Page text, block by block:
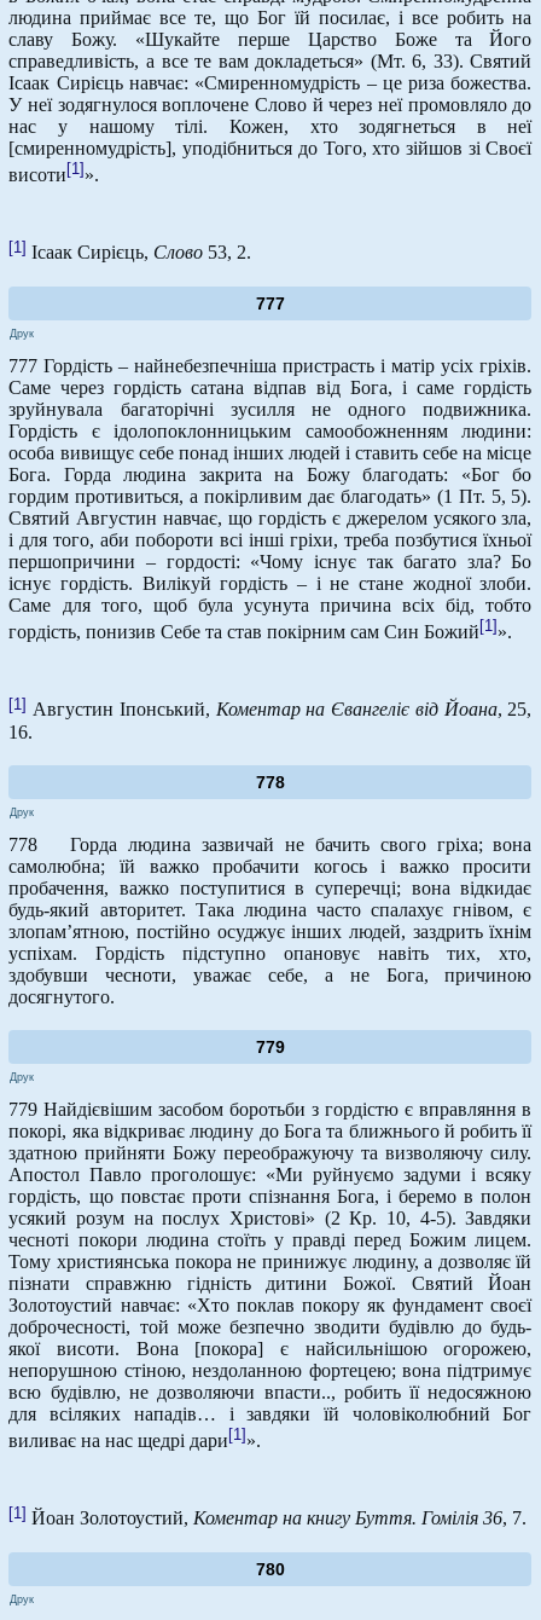
людина приймає все те, що Бог їй посилає, і все робить на
славу Божу. «Шукайте перше Царство Боже та Його
справедливість, а все те вам докладеться» (Мт. 6, 33). Святий
Ісаак Сирієць навчає: «Смиренномудрість – це риза божества.
У неї зодягнулося воплочене Слово й через неї промовляло до
нас у нашому тілі. Кожен, хто зодягнеться в неї
[смиренномудрість], уподібниться до Того, хто зійшов зі Своєї
висоти [1] ».
[1] Ісаак Сирієць, Слово 53, 2.
777
Друк
777 Гордість – найнебезпечніша пристрасть і матір усіх гріхів.
Саме через гордість сатана відпав від Бога, і саме гордість
зруйнувала багаторічні зусилля не одного подвижника.
Гордість є ідолопоклонницьким самообожненням людини:
особа вивищує себе понад інших людей і ставить себе на місце
Бога. Горда людина закрита на Божу благодать: «Бог бо
гордим противиться, а покірливим дає благодать» (1 Пт. 5, 5).
Святий Августин навчає, що гордість є джерелом усякого зла,
і для того, аби побороти всі інші гріхи, треба позбутися їхньої
першопричини – гордості: «Чому існує так багато зла? Бо
існує гордість. Вилікуй гордість – і не стане жодної злоби.
Саме для того, щоб була усунута причина всіх бід, тобто
гордість, понизив Себе та став покірним сам Син Божий [1] ».
[1] Августин Іпонський, Коментар на Євангеліє від Йоана, 25,
16.
778
Друк
778 Горда людина зазвичай не бачить свого гріха; вона
самолюбна; їй важко пробачити когось і важко просити
пробачення, важко поступитися в суперечці; вона відкидає
будь-який авторитет. Така людина часто спалахує гнівом, є
злопам’ятною, постійно осуджує інших людей, заздрить їхнім
успіхам. Гордість підступно опановує навіть тих, хто,
здобувши чесноти, уважає себе, а не Бога, причиною
досягнутого.
779
Друк
779 Найдієвішим засобом боротьби з гордістю є вправляння в
покорі, яка відкриває людину до Бога та ближнього й робить її
здатною прийняти Божу переображуючу та визволяючу силу.
Апостол Павло проголошує: «Ми руйнуємо задуми і всяку
гордість, що повстає проти спізнання Бога, і беремо в полон
усякий розум на послух Христові» (2 Кр. 10, 4-5). Завдяки
чесноті покори людина стоїть у правді перед Божим лицем.
Тому християнська покора не принижує людину, а дозволяє їй
пізнати справжню гідність дитини Божої. Святий Йоан
Золотоустий навчає: «Хто поклав покору як фундамент своєї
доброчесності, той може безпечно зводити будівлю до будь-
якої висоти. Вона [покора] є найсильнішою огорожею,
непорушною стіною, нездоланною фортецею; вона підтримує
всю будівлю, не дозволяючи впасти.., робить її недосяжною
для всіляких нападів… і завдяки їй чоловіколюбний Бог
виливає на нас щедрі дари [1] ».
[1] Йоан Золотоустий,Коментар на книгу Буття. Гомілія 36, 7.
780
Друк